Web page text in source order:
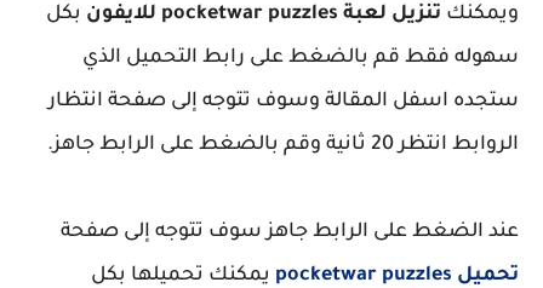
ويمكنك تنزيل لعبة pocketwar puzzles للايفون
بكل
سهوله فقط قم بالضغط على رابط التحميل الذي
ستجده اسفل المقالة وسوف تتوجه إلى صفحة انتظار
الروابط انتظر 20 ثانية وقم بالضغط على الرابط جاهز.
عند الضغط على الرابط جاهز سوف تتوجه إلى صفحة
تحميل pocketwar puzzles
يمكنك تحميلها بكل